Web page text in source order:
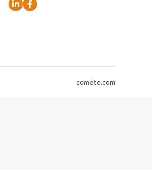
comete.com